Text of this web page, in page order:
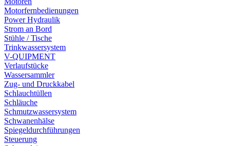
Motorfernbedienungen
Power Hydraulik
Strom an Bord
Stühle / Tische
Trinkwassersystem
V-QUIPMENT
Verlaufstücke
Wassersammler
Zug- und Druckkabel
Schlauchtüllen
Schläuche
Schmutzwassersystem
Schwanenhälse
Spiegeldurchführungen
Steuerung